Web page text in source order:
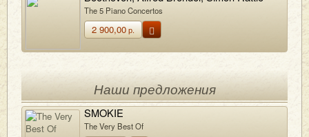
The 5 Piano Concertos
2 900,00р.
Наши предложения
SMOKIE
The Very Best Of